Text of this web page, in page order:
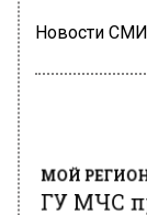
Новости
ГУ МЧС
о дожде